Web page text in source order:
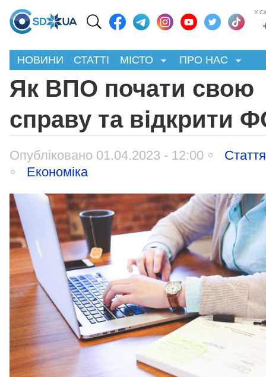
У
НОВИНИ СТАТТІ МІСТО ПРО НАС
Як ВПО почати свою
справу та відкрити
Опубліковано 01.04.2023 - 12:00
Стаття
Економіка